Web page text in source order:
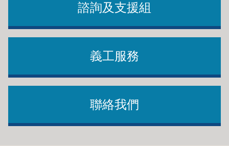
諮詢及支援組
義工服務
聯絡我們